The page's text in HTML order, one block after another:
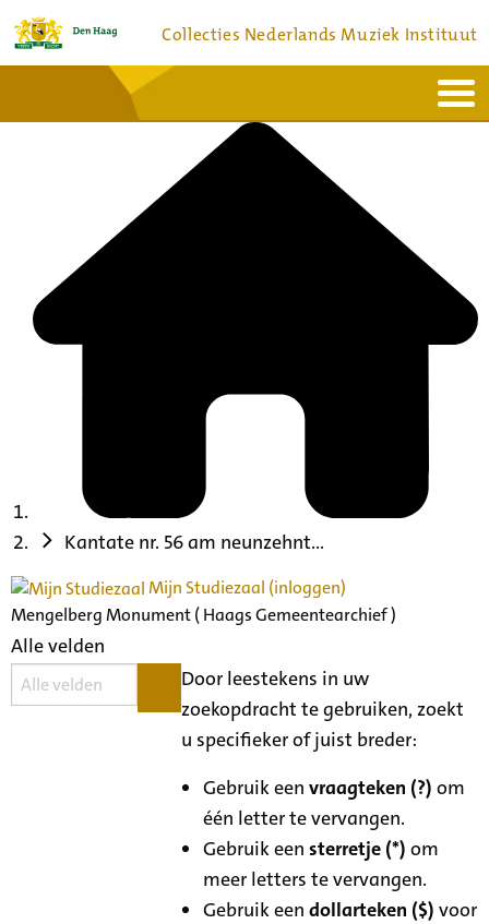
Collecties Nederlands Muziek Instituut
Bronnen en collecties
Kantate nr. 56 am neunzehnt...
Mijn Studiezaal (inloggen)
Mengelberg Monument ( Haags Gemeentearchief )
Alle velden
Door leestekens in uw
zoekopdracht te gebruiken, zoekt
u specifieker of juist breder:
Gebruik eenvraagteken (?) om
één letter te vervangen.
Gebruik eensterretje (*) om
meer letters te vervangen.
Gebruik eendollarteken ($) voor